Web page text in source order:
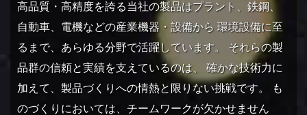
高品質・高精度を誇る当社の製品はプラント、鉄鋼、
自動車、電機などの産業機器・設備から 環境設備に至
るまで、あらゆる分野で活躍しています。 それらの製
品群の信頼と実績を支えているのは、 確かな技術力に
加えて、製品づくりへの情熱と限りない挑戦です。 も
のづくりにおいては、チームワークが欠かせません